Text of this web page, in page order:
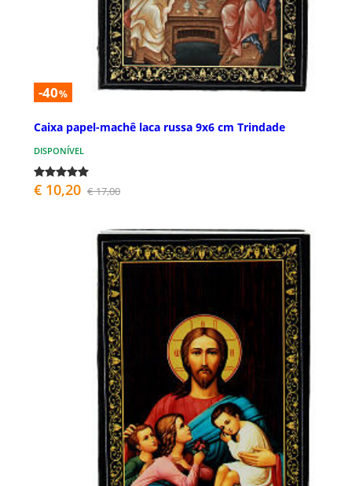
-40%
Caixa papel-machê laca russa 9x6 cm Trindade
DISPONÍVEL
€ 10,20 € 17,00